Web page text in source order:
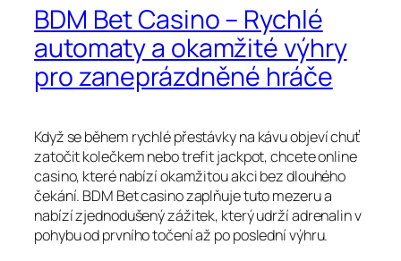
BDM Bet Casino – Rychlé
automaty a okamžité výhry
pro zaneprázdněné hráče
Když se během rychlé přestávky na kávu objeví chuť
zatočit kolečkem nebo trefit jackpot, chcete online
casino, které nabízí okamžitou akci bez dlouhého
čekání. BDM Bet casino zaplňuje tuto mezeru a
nabízí zjednodušený zážitek, který udrží adrenalin v
pohybu od prvního točení až po poslední výhru.